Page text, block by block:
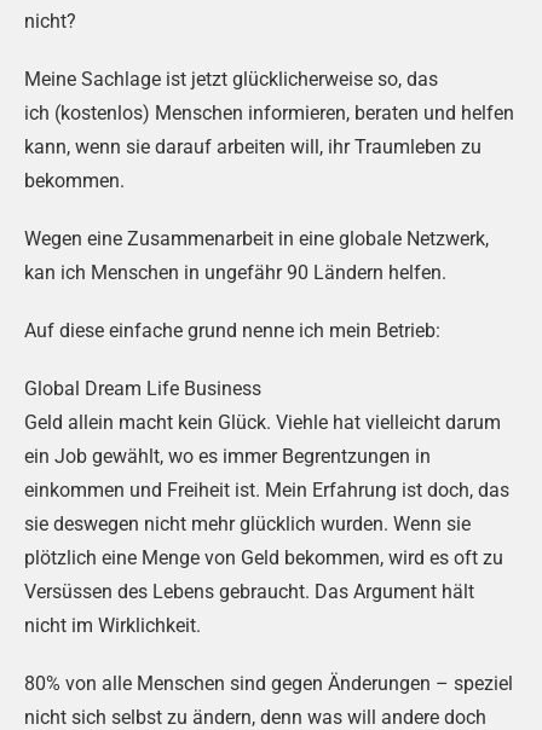
nicht?
Meine Sachlage ist jetzt glücklicherweise so, das
ich (kostenlos) Menschen informieren, beraten und helfen
kann, wenn sie darauf arbeiten will, ihr Traumleben zu
bekommen.
Wegen eine Zusammenarbeit in eine globale Netzwerk,
kan ich Menschen in ungefähr 90 Ländern helfen.
Auf diese einfache grund nenne ich mein Betrieb:
Global Dream Life Business
Geld allein macht kein Glück. Viehle hat vielleicht darum
ein Job gewählt, wo es immer Begrentzungen in
einkommen und Freiheit ist. Mein Erfahrung ist doch, das
sie deswegen nicht mehr glücklich wurden. Wenn sie
plötzlich eine Menge von Geld bekommen, wird es oft zu
Versüssen des Lebens gebraucht. Das Argument hält
nicht im Wirklichkeit.
80% von alle Menschen sind gegen Änderungen – speziel
nicht sich selbst zu ändern, denn was will andere doch